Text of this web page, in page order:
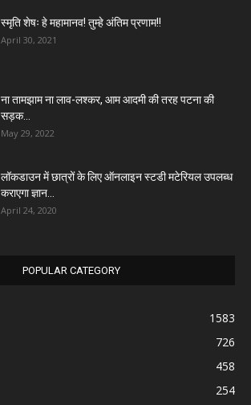
स्मृति शेषः हे महामानव! तुम्हे अंतिम प्रणाम!!
April 30, 2021
ना तामझाम ना लाव-लश्कर, आम आदमी की तरह पटना की
सड़क...
May 29, 2022
लॉकडाउन में छात्रों के लिए ऑनलाइन स्टडी मटेरियल उपलब्ध
कराएगा ज्ञान...
April 24, 2020
POPULAR CATEGORY
1583
726
458
254